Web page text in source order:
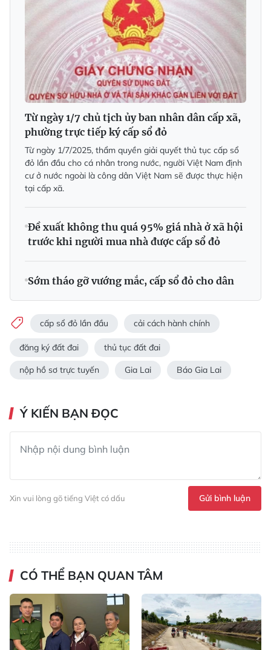
Từ ngày 1/7 chủ tịch ủy ban nhân dân cấp xã,
phường trực tiếp ký cấp sổ đỏ
Từ ngày 1/7/2025, thẩm quyền giải quyết thủ tục cấp sổ
đỏ lần đầu cho cá nhân trong nước, người Việt Nam định
cư ở nước ngoài là công dân Việt Nam sẽ được thực hiện
tại cấp xã.
Đề xuất không thu quá 95% giá nhà ở xã hội
trước khi người mua nhà được cấp sổ đỏ
Sớm tháo gỡ vướng mắc, cấp sổ đỏ cho dân
cấp sổ đỏ lần đầu cải cách hành chính
đăng ký đất đai thủ tục đất đai
nộp hồ sơ trực tuyến Gia Lai Báo Gia Lai
Ý KIẾN BẠN ĐỌC
Xin vui lòng gõ tiếng Việt có dấu Gửi bình luận
CÓ THỂ BẠN QUAN TÂM